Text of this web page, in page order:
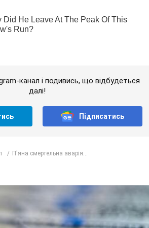
канал і подивись, що відбудеться
далі!
Підписатись
П'яна смертельна аварія...